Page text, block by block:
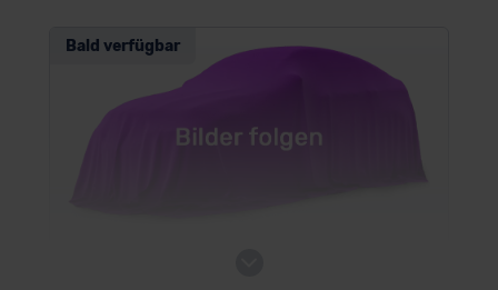
Bald verfügbar